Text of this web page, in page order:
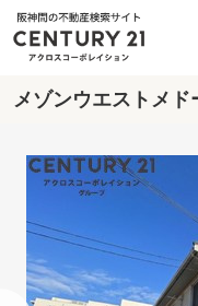
メゾンウエストメド